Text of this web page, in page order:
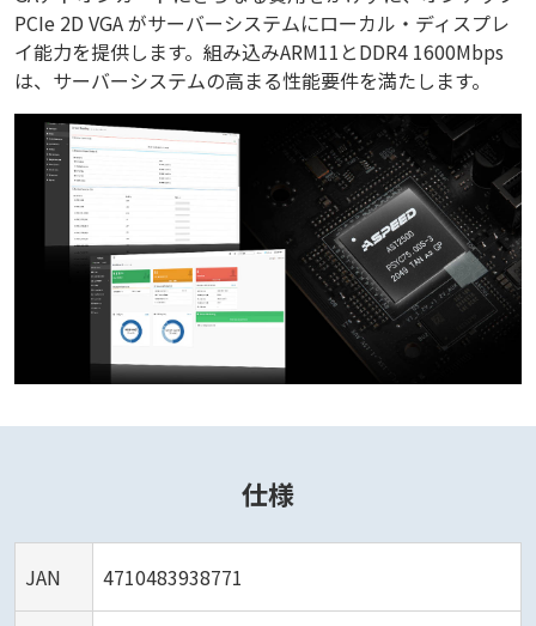
PCIe 2D VGA がサーバーシステムにローカル・ディスプレ
イ能力を提供します。組み込みARM11とDDR4 1600Mbps
は、サーバーシステムの高まる性能要件を満たします。
仕様
JAN 4710483938771